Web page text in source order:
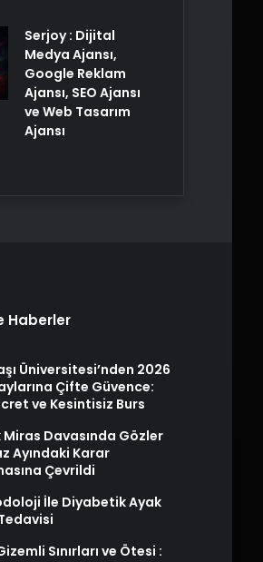
Serjoy : Dijital
Medya Ajansı,
Google Reklam
Ajansı, SEO Ajansı
ve Web Tasarım
Ajansı
Haberler
Üniversitesi’nden 2026
Çifte Güvence:
ve Kesintisiz Burs
Miras Davasında Gözler
Ayındaki Karar
Çevrildi
İle Diyabetik Ayak
Sınırları ve Ötesi :